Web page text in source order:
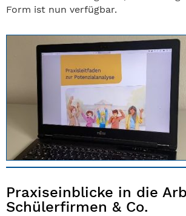
Form ist nun verfügbar.
Praxiseinblicke in die
Schülerfirmen & Co.